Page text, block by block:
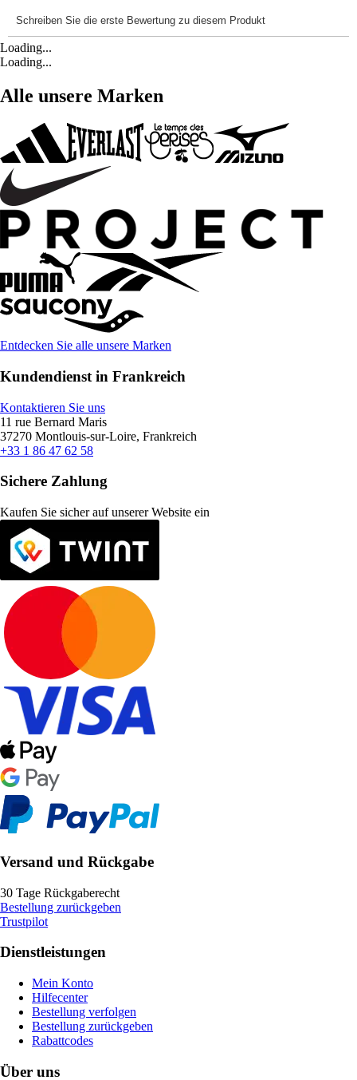
Loading...
Loading...
Alle unsere Marken
Entdecken Sie alle unsere Marken
Kundendienst in Frankreich
Kontaktieren Sie uns
11 rue Bernard Maris
37270 Montlouis-sur-Loire, Frankreich
+33 1 86 47 62 58
Sichere Zahlung
Kaufen Sie sicher auf unserer Website ein
Versand und Rückgabe
30 Tage Rückgaberecht
Bestellung zurückgeben
Trustpilot
Dienstleistungen
Mein Konto
Hilfecenter
Bestellung verfolgen
Bestellung zurückgeben
Rabattcodes
Über uns